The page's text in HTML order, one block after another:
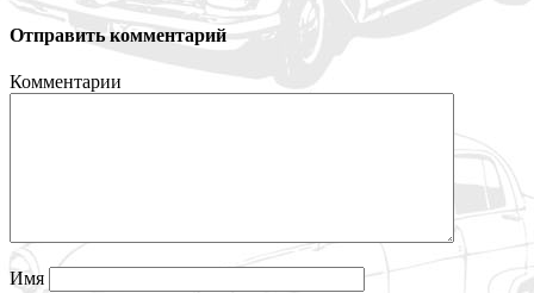
Отправить комментарий
Комментарии
Имя